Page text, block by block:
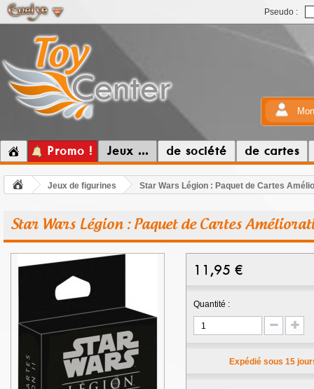
Pseudo :
Promo ! Jeux ... de société de cartes
Jeux de figurines Star Wars Légion : Paquet de Cartes
Star Wars Légion : Paquet de Cartes
11,95 €
Quantité :
Expédié sous 15